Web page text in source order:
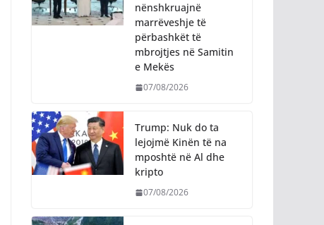
nënshkruajnë
marrëveshje të
përbashkët të
mbrojtjes në Samitin
e Mekës
07/08/2026
Trump: Nuk do ta
lejojmë Kinën të na
mposhtë në Al dhe
kripto
07/08/2026